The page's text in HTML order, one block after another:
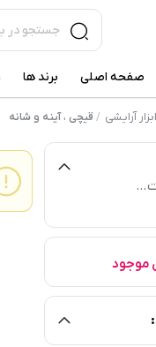
صفحه اصلی برند ها
ابزار آرایشی / قیچی ، آینه و شانه
موجود